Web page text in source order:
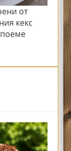
от
кекс
поеме